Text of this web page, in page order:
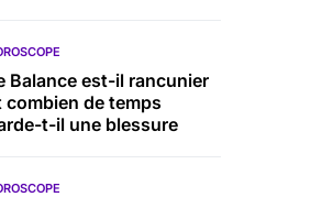
Balance est-il rancunier
combien de temps
t-il une blessure